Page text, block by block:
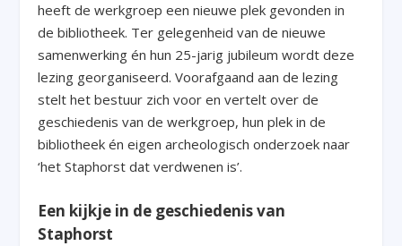
heeft de werkgroep een nieuwe plek gevonden in
de bibliotheek. Ter gelegenheid van de nieuwe
samenwerking én hun 25-jarig jubileum wordt deze
lezing georganiseerd. Voorafgaand aan de lezing
stelt het bestuur zich voor en vertelt over de
geschiedenis van de werkgroep, hun plek in de
bibliotheek én eigen archeologisch onderzoek naar
‘het Staphorst dat verdwenen is’.
Een kijkje in de geschiedenis van
Staphorst